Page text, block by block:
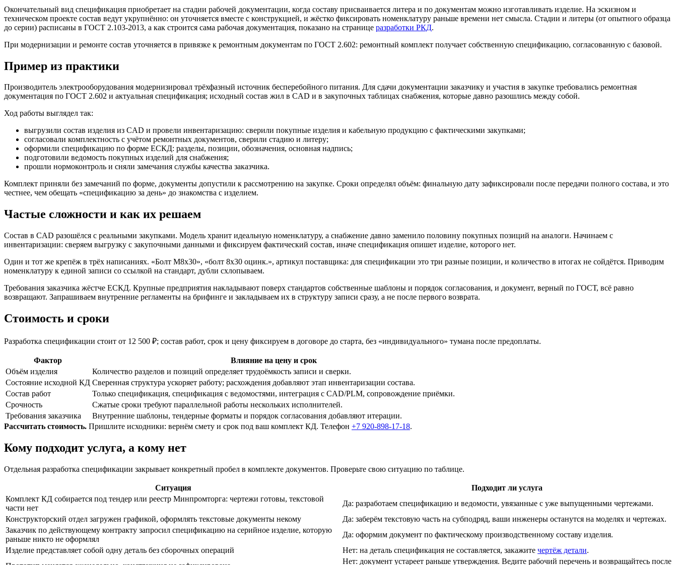
Окончательный вид спецификация приобретает на стадии рабочей документации, когда составу присваивается литера и по документам можно изготавливать изделие. На эскизном и
техническом проекте состав ведут укрупнённо: он уточняется вместе с конструкцией, и жёстко фиксировать номенклатуру раньше времени нет смысла. Стадии и литеры (от опытного образца
до серии) расписаны в ГОСТ 2.103-2013, а как строится сама рабочая документация, показано на странице разработки РКД.
При модернизации и ремонте состав уточняется в привязке к ремонтным документам по ГОСТ 2.602: ремонтный комплект получает собственную спецификацию, согласованную с базовой.
Пример из практики
Производитель электрооборудования модернизировал трёхфазный источник бесперебойного питания. Для сдачи документации заказчику и участия в закупке требовались ремонтная
документация по ГОСТ 2.602 и актуальная спецификация; исходный состав жил в CAD и в закупочных таблицах снабжения, которые давно разошлись между собой.
Ход работы выглядел так:
выгрузили состав изделия из CAD и провели инвентаризацию: сверили покупные изделия и кабельную продукцию с фактическими закупками;
согласовали комплектность с учётом ремонтных документов, сверили стадию и литеру;
оформили спецификацию по форме ЕСКД: разделы, позиции, обозначения, основная надпись;
подготовили ведомость покупных изделий для снабжения;
прошли нормоконтроль и сняли замечания службы качества заказчика.
Комплект приняли без замечаний по форме, документы допустили к рассмотрению на закупке. Сроки определял объём: финальную дату зафиксировали после передачи полного состава, и это
честнее, чем обещать «спецификацию за день» до знакомства с изделием.
Частые сложности и как их решаем
Состав в CAD разошёлся с реальными закупками. Модель хранит идеальную номенклатуру, а снабжение давно заменило половину покупных позиций на аналоги. Начинаем с
инвентаризации: сверяем выгрузку с закупочными данными и фиксируем фактический состав, иначе спецификация опишет изделие, которого нет.
Один и тот же крепёж в трёх написаниях. «Болт М8х30», «болт 8х30 оцинк.», артикул поставщика: для спецификации это три разные позиции, и количество в итогах не сойдётся. Приводим
номенклатуру к единой записи со ссылкой на стандарт, дубли схлопываем.
Требования заказчика жёстче ЕСКД. Крупные предприятия накладывают поверх стандартов собственные шаблоны и порядок согласования, и документ, верный по ГОСТ, всё равно
возвращают. Запрашиваем внутренние регламенты на брифинге и закладываем их в структуру записи сразу, а не после первого возврата.
Стоимость и сроки
Разработка спецификации стоит от 12 500 ₽; состав работ, срок и цену фиксируем в договоре до старта, без «индивидуального» тумана после предоплаты.
Фактор
Влияние на цену и срок
Объём изделия
Количество разделов и позиций определяет трудоёмкость записи и сверки.
Состояние исходной КД Сверенная структура ускоряет работу; расхождения добавляют этап инвентаризации состава.
Состав работ
Только спецификация, спецификация с ведомостями, интеграция с CAD/PLM, сопровождение приёмки.
Срочность
Сжатые сроки требуют параллельной работы нескольких исполнителей.
Требования заказчика
Внутренние шаблоны, тендерные форматы и порядок согласования добавляют итерации.
Рассчитать стоимость. Пришлите исходники: вернём смету и срок под ваш комплект КД. Телефон +7 920-898-17-18.
Кому подходит услуга, а кому нет
Отдельная разработка спецификации закрывает конкретный пробел в комплекте документов. Проверьте свою ситуацию по таблице.
Ситуация
Подходит ли услуга
Комплект КД собирается под тендер или реестр Минпромторга: чертежи готовы, текстовой
части нет
Да: разработаем спецификацию и ведомости, увязанные с уже выпущенными чертежами.
Конструкторский отдел загружен графикой, оформлять текстовые документы некому
Да: заберём текстовую часть на субподряд, ваши инженеры останутся на моделях и чертежах.
Заказчик по действующему контракту запросил спецификацию на серийное изделие, которую
раньше никто не оформлял
Да: оформим документ по фактическому производственному составу изделия.
Изделие представляет собой одну деталь без сборочных операций
Нет: на деталь спецификация не составляется, закажите чертёж детали.
Нет: документ устареет раньше утверждения. Ведите рабочий перечень и возвращайтесь после